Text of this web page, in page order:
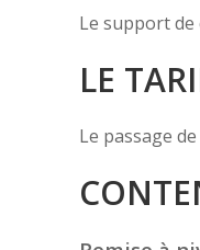
Le support de
LE
Le passage